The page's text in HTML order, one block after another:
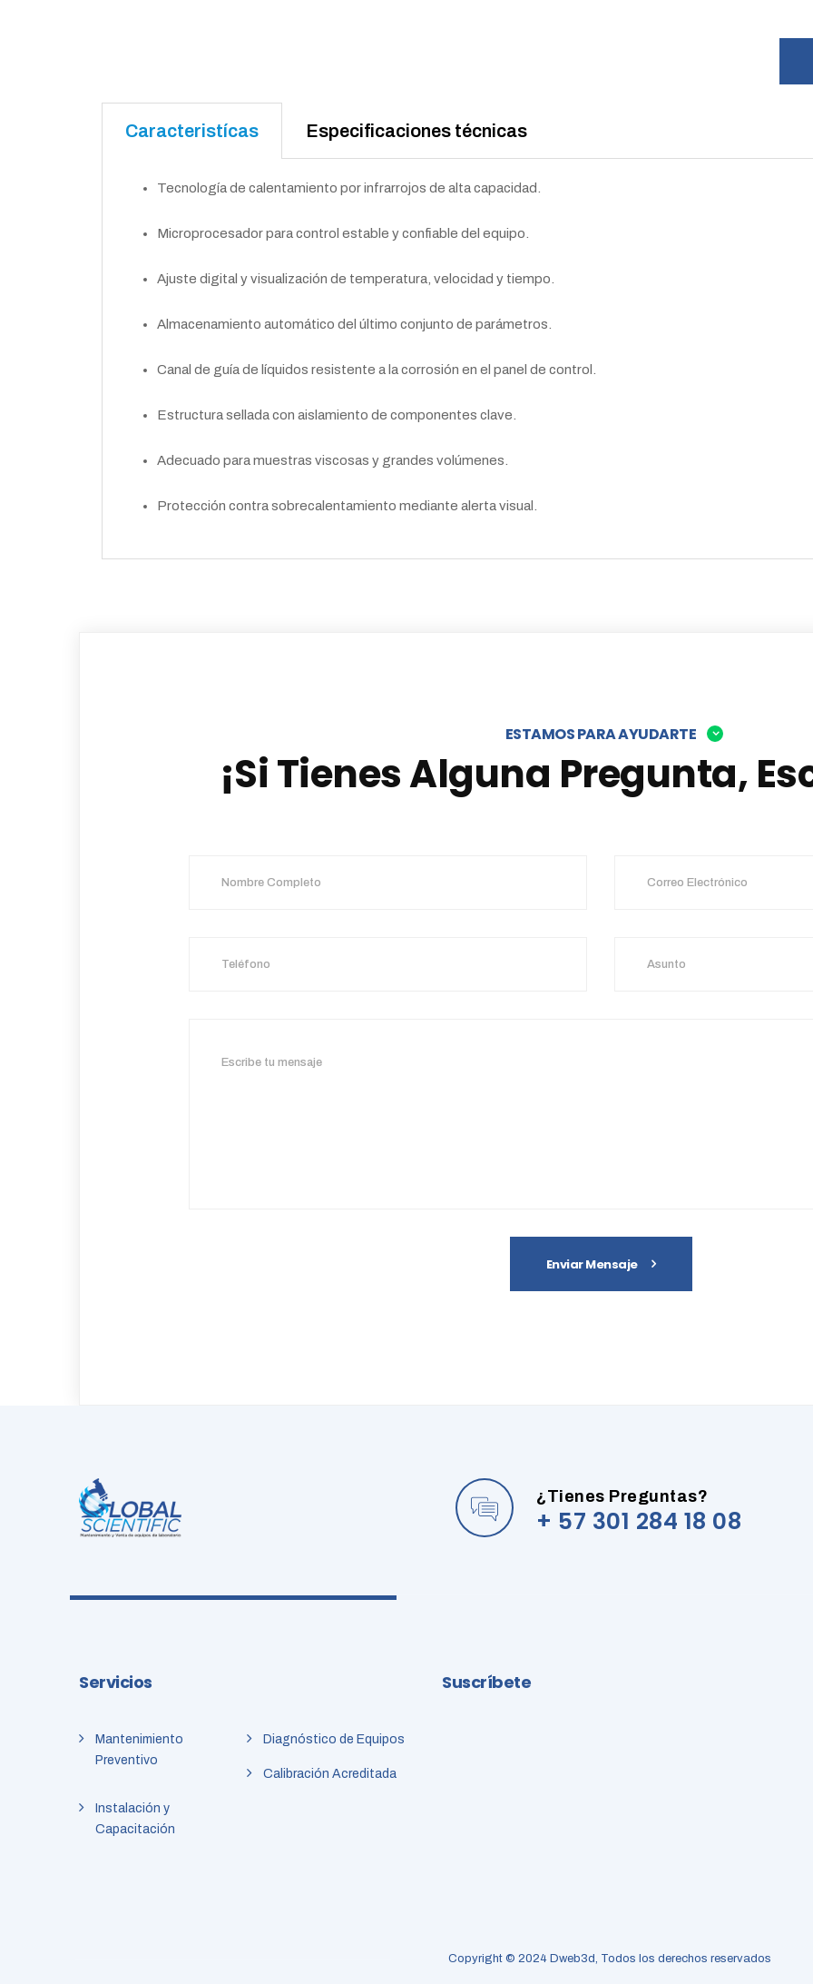
Caracteristícas Especificaciones técnicas
Tecnología de calentamiento por infrarrojos de alta capacidad.
Microprocesador para control estable y confiable del equipo.
Ajuste digital y visualización de temperatura, velocidad y tiempo.
Almacenamiento automático del último conjunto de parámetros.
Canal de guía de líquidos resistente a la corrosión en el panel de control.
Estructura sellada con aislamiento de componentes clave.
Adecuado para muestras viscosas y grandes volúmenes.
Protección contra sobrecalentamiento mediante alerta visual.
ESTAMOS PARA AYUDARTE
¡Si Tienes Alguna Pregunta,
Enviar Mensaje
¿Tienes Preguntas?
+ 57 301 284 18 08
Servicios
Mantenimiento
Preventivo
Diagnóstico de Equipos
Calibración Acreditada
Instalación y
Capacitación
Suscríbete
Copyright © 2024 Dweb3d, Todos los derechos reservados